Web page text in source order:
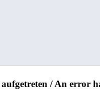
/ An error